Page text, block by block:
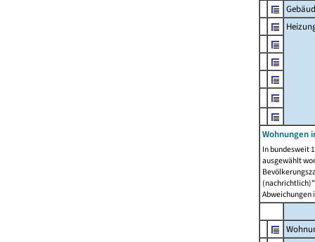
Wohnungen
In bundesweit
ausgewählt
Abweichungen